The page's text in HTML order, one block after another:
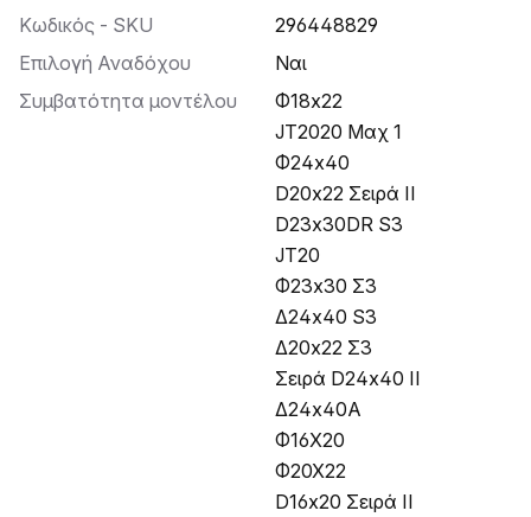
Κωδικός - SKU
296448829
Επιλογή Αναδόχου
Ναι
Συμβατότητα μοντέλου
Φ18x22
JT2020 Μαχ 1
Φ24x40
D20x22 Σειρά II
D23x30DR S3
JT20
Φ23x30 Σ3
Δ24x40 S3
Δ20x22 Σ3
Σειρά D24x40 II
Δ24x40Α
Φ16Χ20
Φ20Χ22
D16x20 Σειρά II